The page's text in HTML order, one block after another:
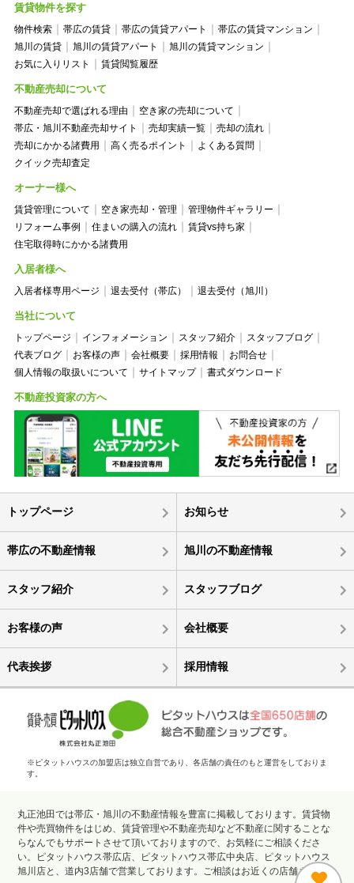
賃貸物件を探す
物件検索 帯広の賃貸 帯広の賃貸アパート
帯広の賃貸マンション
旭川の賃貸
旭川の賃貸アパート
旭川の賃貸マンション
お気に入りリスト
賃貸閲覧履歴
不動産売却について
不動産売却で選ばれる理由
空き家の売却について
帯広・旭川不動産売却サイト
売却実績一覧
売却の流れ
売却にかかる諸費用
高く売るポイント
よくある質問
クイック売却査定
オーナー様へ
賃貸管理について 空き家売却・管理
管理物件ギャラリー
リフォーム事例
住まいの購入の流れ
賃貸vs持ち家
住宅取得時にかかる諸費用
入居者様へ
入居者様専用ページ 退去受付（帯広） 退去受付（旭川）
当社について
トップページ インフォメーション スタッフ紹介
スタッフブログ
代表ブログ
お客様の声 会社概要 採用情報
お問合せ
個人情報の取扱いについて
サイトマップ 書式ダウンロード
不動産投資家の方へ
トップページ お知らせ
帯広の不動産情報 旭川の不動産情報
スタッフ紹介 スタッフブログ
お客様の声 会社概要
代表挨拶 採用情報
※ピタットハウスの加盟店は独立自営であり、各店舗の責任のもと運営をしておりま
す。
丸正池田では帯広・旭川の不動産情報を豊富に掲載しております。賃貸物
件や売買物件をはじめ、賃貸管理や不動産売却など不動産に関することな
らなんでもサポートさせて頂いておりますので、お気軽にご相談くださ
い。ピタットハウス帯広店、ピタットハウス帯広中央店、ピタットハウス
旭川店と、道内3店舗で営業しております。ご相談はお近くの店舗まで。